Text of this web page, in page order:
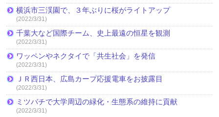
横浜市三渓園で、３年ぶりに桜がライトアップ
(2022/3/31)
千葉大など国際チーム、史上最遠の恒星を観測
(2022/3/31)
ワッペンやネクタイで「共生社会」を発信
(2022/3/31)
ＪＲ西日本、広島カープ応援電車をお披露目
(2022/3/31)
ミツバチで大学周辺の緑化・生態系の維持に貢献
(2022/3/31)